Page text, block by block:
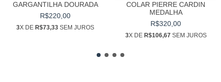
GARGANTILHA DOURADA
R$220,00
3X DE R$73,33 SEM JUROS
COLAR PIERRE CARDIN
MEDALHA
R$320,00
3X DE R$106,67SEM JUROS